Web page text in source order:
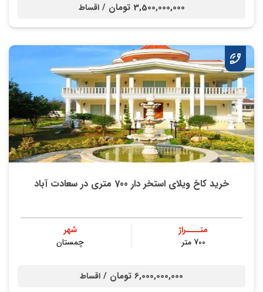
3,500,000,000 تومان / اقساط
خرید کاخ ویلای استخر دار 700 متری در سعادت آباد
متــــراژ
700 متر
شهر
چمستان
6,000,000,000 تومان / اقساط